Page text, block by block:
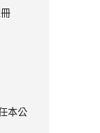
本公